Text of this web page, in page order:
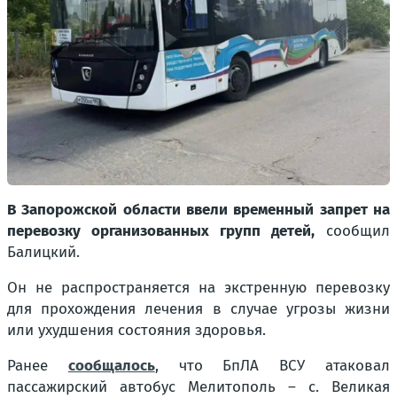
В Запорожской области ввели временный запрет на
перевозку организованных групп детей, сообщил
Балицкий.
Он не распространяется на экстренную перевозку
для прохождения лечения в случае угрозы жизни
или ухудшения состояния здоровья.
Ранее сообщалось, что БпЛА ВСУ атаковал
пассажирский автобус Мелитополь – с. Великая